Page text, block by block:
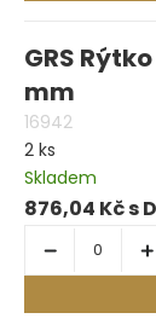
GRS
mm
16942
2 ks
Skladem
876,04 Kč